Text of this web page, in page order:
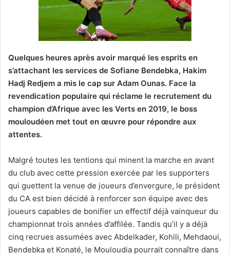
Quelques heures après avoir marqué les esprits en
s’attachant les services de Sofiane Bendebka, Hakim
Hadj Redjem a mis le cap sur Adam Ounas. Face la
revendication populaire qui réclame le recrutement du
champion d’Afrique avec les Verts en 2019, le boss
mouloudéen met tout en œuvre pour répondre aux
attentes.
Malgré toutes les tentions qui minent la marche en avant
du club avec cette pression exercée par les supporters
qui guettent la venue de joueurs d’envergure, le président
du CA est bien décidé à renforcer son équipe avec des
joueurs capables de bonifier un effectif déjà vainqueur du
championnat trois années d’affilée. Tandis qu’il y a déjà
cinq recrues assumées avec Abdelkader, Kohili, Mehdaoui,
Bendebka et Konaté, le Mouloudia pourrait connaître dans